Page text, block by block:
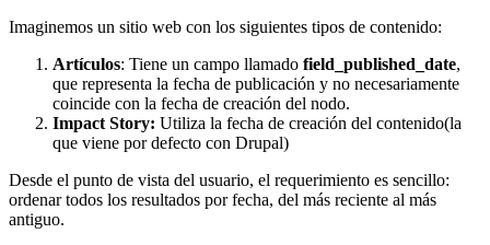
Imaginemos un sitio web con los siguientes tipos de contenido:
Artículos: Tiene un campo llamado field_published_date,
que representa la fecha de publicación y no necesariamente
coincide con la fecha de creación del nodo.
Impact Story: Utiliza la fecha de creación del contenido(la
que viene por defecto con Drupal)
Desde el punto de vista del usuario, el requerimiento es sencillo:
ordenar todos los resultados por fecha, del más reciente al más
antiguo.